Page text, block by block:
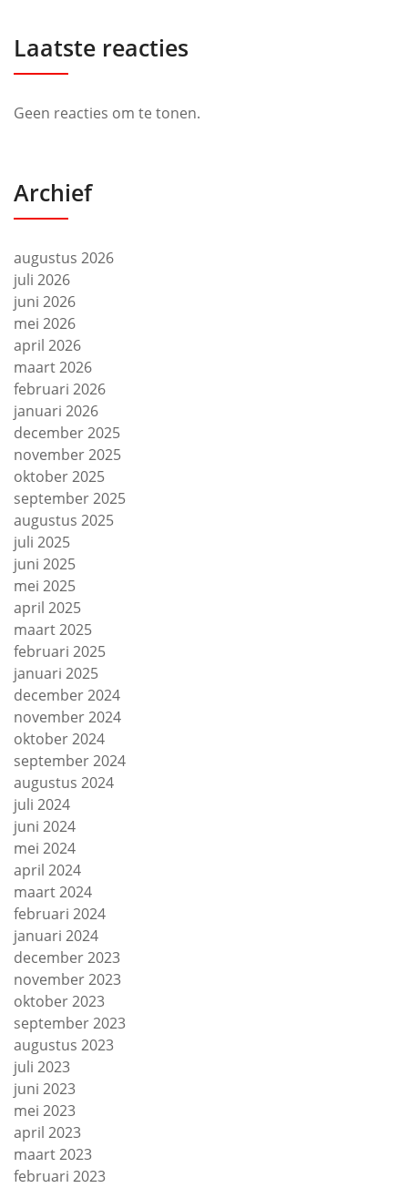
Laatste reacties
Geen reacties om te tonen.
Archief
augustus 2026
juli 2026
juni 2026
mei 2026
april 2026
maart 2026
februari 2026
januari 2026
december 2025
november 2025
oktober 2025
september 2025
augustus 2025
juli 2025
juni 2025
mei 2025
april 2025
maart 2025
februari 2025
januari 2025
december 2024
november 2024
oktober 2024
september 2024
augustus 2024
juli 2024
juni 2024
mei 2024
april 2024
maart 2024
februari 2024
januari 2024
december 2023
november 2023
oktober 2023
september 2023
augustus 2023
juli 2023
juni 2023
mei 2023
april 2023
maart 2023
februari 2023